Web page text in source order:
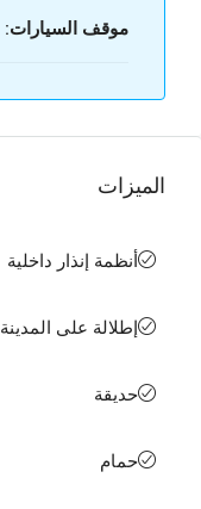
موقف السيارات:
الميزات
أنظمة إنذار داخلية
إطلالة على المدينة
حديقة
حمام